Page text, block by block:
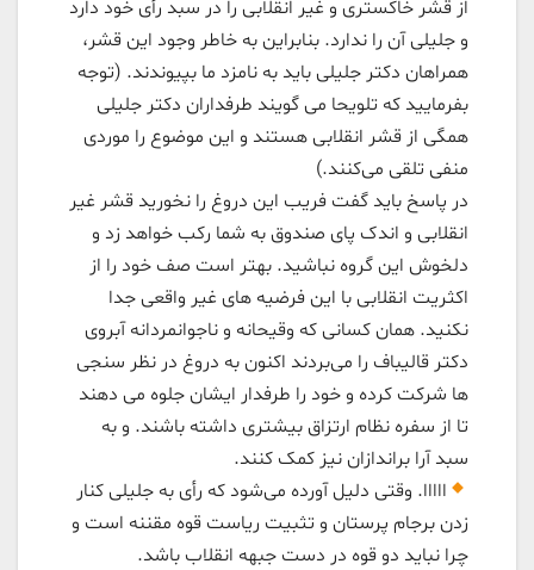
از قشر خاکستری و غیر انقلابی را در سبد رأی خود دارد
و جلیلی آن را ندارد. بنابراین به خاطر وجود این قشر،
همراهان دکتر جلیلی باید به نامزد ما بپیوندند. (توجه
بفرمایید که تلویحا می گویند طرفداران دکتر جلیلی
همگی از قشر انقلابی هستند و این موضوع را موردی
منفی تلقی می‌کنند.)
در پاسخ باید گفت فریب این دروغ را نخورید قشر غیر
انقلابی و اندک پای صندوق به شما رکب خواهد زد و
دلخوش این گروه نباشید. بهتر است صف خود را از
اکثریت انقلابی با این فرضیه های غیر واقعی جدا
نکنید. همان کسانی که وقیحانه و ناجوانمردانه آبروی
دکتر قالیباف را می‌بردند اکنون به دروغ در نظر سنجی
ها شرکت کرده و خود را طرفدار ایشان جلوه می دهند
تا از سفره نظام ارتزاق بیشتری داشته باشند. و به
سبد آرا براندازان نیز کمک کنند.
ااااا. وقتی دلیل آورده می‌شود که رأی به جلیلی کنار
زدن برجام پرستان و تثبیت ریاست قوه مقننه است‌ و
چرا نباید دو قوه در دست جبهه انقلاب باشد.